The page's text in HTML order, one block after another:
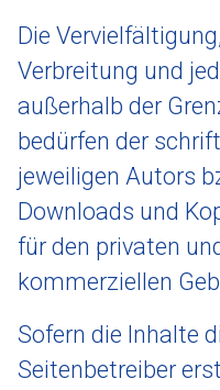
Die
Verbreitung und
außerhalb der
bedürfen der
jeweiligen Autors
Downloads und
für den privaten
kommerziellen
Sofern die Inhalte
Seitenbetreiber